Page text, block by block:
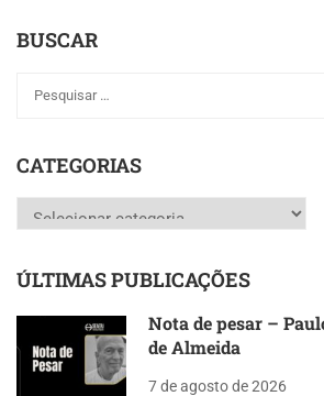
BUSCAR
CATEGORIAS
Categorias
ÚLTIMAS PUBLICAÇÕES
Nota de pesar –
de Almeida
7 de agosto de 2026